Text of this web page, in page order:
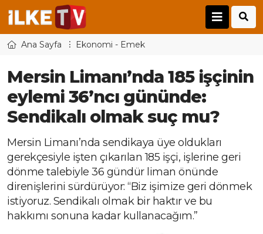
Ana Sayfa Ekonomi - Emek
Mersin Limanı’nda 185 işçinin
eylemi 36’ncı gününde:
Sendikalı olmak suç mu?
Mersin Limanı’nda sendikaya üye oldukları
gerekçesiyle işten çıkarılan 185 işçi, işlerine geri
dönme talebiyle 36 gündür liman önünde
direnişlerini sürdürüyor: “Biz işimize geri dönmek
istiyoruz. Sendikalı olmak bir haktır ve bu
hakkımı sonuna kadar kullanacağım.”